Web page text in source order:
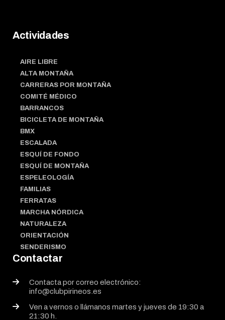
Actividades
AIRE LIBRE
ALTA MONTAÑA
CARRERAS POR MONTAÑA
COMITÉ MÉDICO
BARRANCOS
BICICLETA DE MONTAÑA
BMX
ESCALADA
ESQUÍ DE FONDO
ESQUÍ DE MONTAÑA
ESPELEOLOGÍA
FAMILIAS
FERRATAS
MARCHA NÓRDICA
NATURALEZA
ORIENTACIÓN
SENDERISMO
Contactar
Contacta por correo electrónico:
info@clubpirineos.es
Ven a vernos o llámanos martes y jueves de 19:30 a
21:30 h.